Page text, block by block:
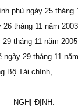
phủ ngày 25 tháng
tháng 11 năm
tháng 11 năm
29 tháng 11
Bộ Tài chính,
NGHỊ ĐỊNH:​